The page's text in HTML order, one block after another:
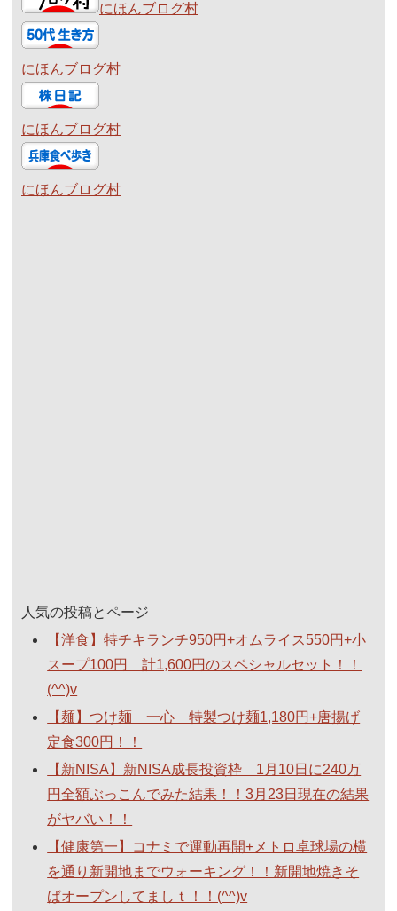
にほんブログ村
にほんブログ村
にほんブログ村
にほんブログ村
人気の投稿とページ
【洋食】特チキランチ950円+オムライス550円+小
スープ100円 計1,600円のスペシャルセット！！
(^^)v
【麺】つけ麺 一心 特製つけ麺1,180円+唐揚げ
定食300円！！
【新NISA】新NISA成長投資枠 1月10日に240万
円全額ぶっこんでみた結果！！3月23日現在の結果
がヤバい！！
【健康第一】コナミで運動再開+メトロ卓球場の横
を通り新開地までウォーキング！！新開地焼きそ
ばオープンしてましｔ！！(^^)v